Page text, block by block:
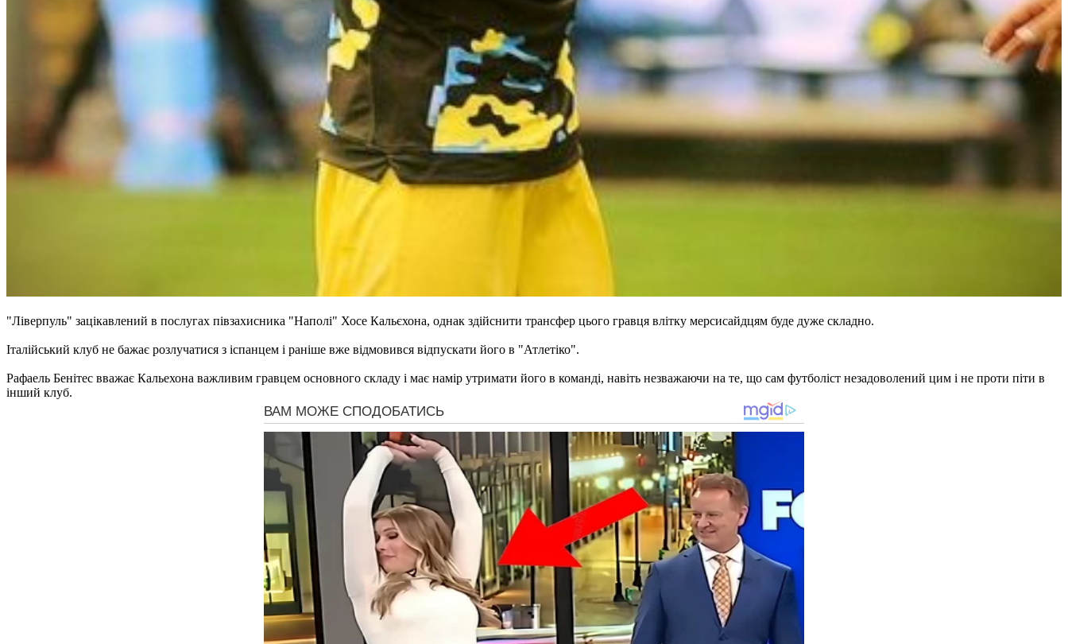
"Ліверпуль" зацікавлений в послугах півзахисника "Наполі" Хосе Кальєхона, однак здійснити трансфер цього гравця влітку мерсисайдцям буде дуже складно.
Італійський клуб не бажає розлучатися з іспанцем і раніше вже відмовився відпускати його в "Атлетіко".
Рафаель Бенітес вважає Кальехона важливим гравцем основного складу і має намір утримати його в команді, навіть незважаючи на те, що сам футболіст незадоволений цим і не проти піти в
інший клуб.